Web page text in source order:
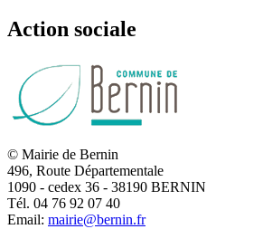
Action sociale
© Mairie de Bernin
496, Route Départementale
1090 - cedex 36 - 38190 BERNIN
Tél. 04 76 92 07 40
Email: mairie@bernin.fr